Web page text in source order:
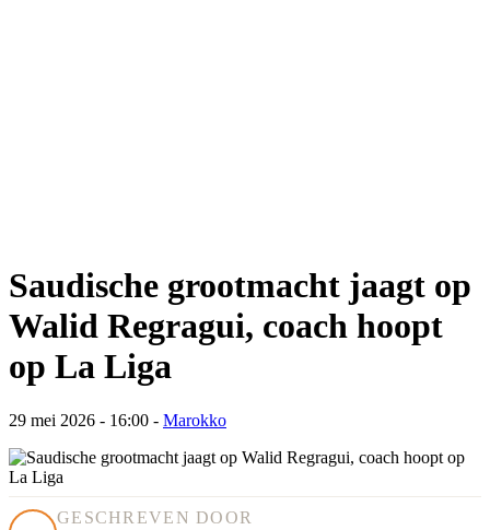
Saudische grootmacht jaagt op
Walid Regragui, coach hoopt
op La Liga
29 mei 2026 - 16:00 - Marokko
GESCHREVEN DOOR